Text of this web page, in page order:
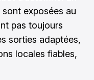
exposées au
pas toujours
sorties adaptées,
locales fiables,